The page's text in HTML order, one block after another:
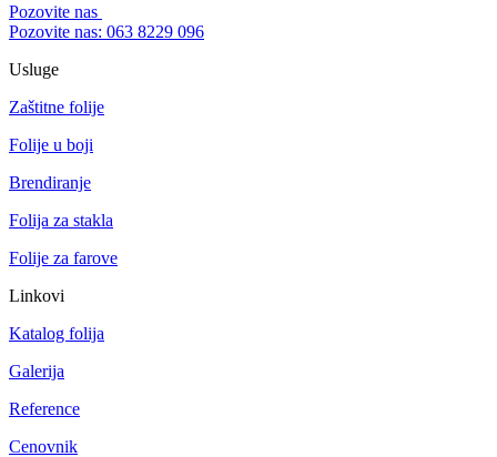
Pozovite nas
Pozovite nas: 063 8229 096
Usluge
Zaštitne folije
Folije u boji
Brendiranje
Folija za stakla
Folije za farove
Linkovi
Katalog folija
Galerija
Reference
Cenovnik